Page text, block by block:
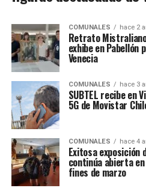
COMUNALES hace 2
Retrato
exhibe en Pabellón
Venecia
COMUNALES hace 3
SUBTEL recibe en
5G de Movistar
COMUNALES hace 4
Exitosa exposición
continúa abierta
fines de marzo